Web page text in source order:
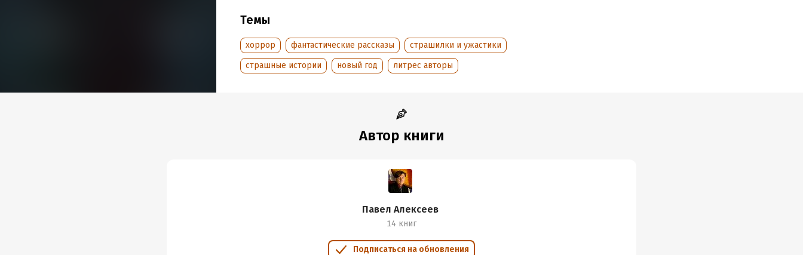
Темы
хоррор фантастические рассказы
страшилки и ужастики
страшные истории
новый год литрес авторы
Автор книги
Павел Алексеев
14 книг
Подписаться на обновления